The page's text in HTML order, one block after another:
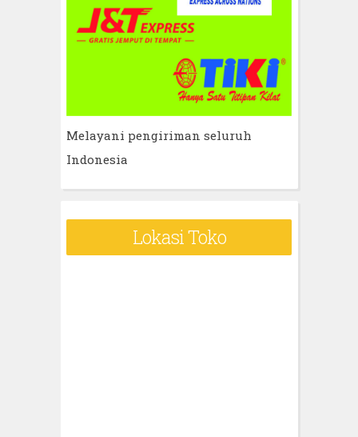
Melayani pengiriman seluruh
Indonesia
Lokasi Toko